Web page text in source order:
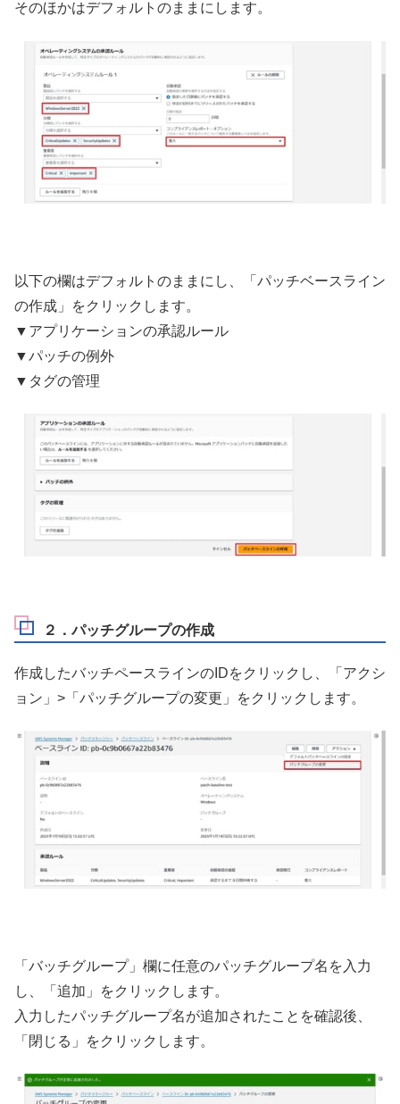
そのほかはデフォルトのままにします。
以下の欄はデフォルトのままにし、「パッチベースライン
の作成」をクリックします。
▼アプリケーションの承認ルール
▼パッチの例外
▼タグの管理
２．パッチグループの作成
作成したバッチペースラインのIDをクリックし、「アクシ
ョン」>「パッチグループの変更」をクリックします。
「バッチグループ」欄に任意のパッチグループ名を入力
し、「追加」をクリックします。
入力したパッチグループ名が追加されたことを確認後、
「閉じる」をクリックします。